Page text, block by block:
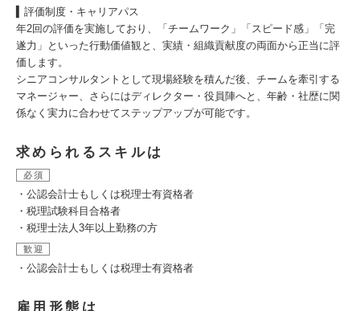
▍評価制度・キャリアパス
年2回の評価を実施しており、「チームワーク」「スピード感」「完
遂力」といった行動価値観と、実績・組織貢献度の両面から正当に評
価します。
シニアコンサルタントとして現場経験を積んだ後、チームを牽引する
マネージャー、さらにはディレクター・役員陣へと、年齢・社歴に関
係なく実力に合わせてステップアップが可能です。
求められるスキルは
必須
・公認会計士もしくは税理士有資格者
・税理試験科目合格者
・税理士法人3年以上勤務の方
歓迎
・公認会計士もしくは税理士有資格者
雇用形態は